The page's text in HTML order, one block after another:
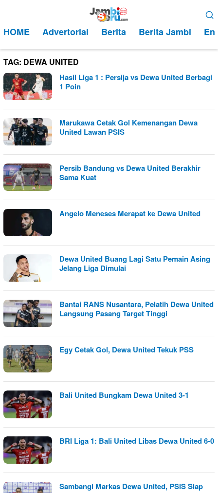
kontenMobile
HOME Advertorial Berita Berita Jambi
TAG: DEWA UNITED
Hasil Liga 1 : Persija vs Dewa United Berbagi
1 Poin
Marukawa Cetak Gol Kemenangan Dewa
United Lawan PSIS
Persib Bandung vs Dewa United Berakhir
Sama Kuat
Angelo Meneses Merapat ke Dewa United
Dewa United Buang Lagi Satu Pemain Asing
Jelang Liga Dimulai
Bantai RANS Nusantara, Pelatih Dewa United
Langsung Pasang Target Tinggi
Egy Cetak Gol, Dewa United Tekuk PSS
Bali United Bungkam Dewa United 3-1
BRI Liga 1: Bali United Libas Dewa United 6-0
Sambangi Markas Dewa United, PSIS Siap